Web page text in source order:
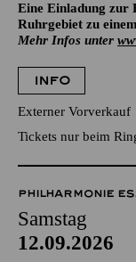
Eine Einladung zur
Ruhrgebiet zu
Mehr Infos unter
INFO
Externer Vorverkauf
Tickets nur beim
PHILHARMONIE
Samstag
12.09.2026